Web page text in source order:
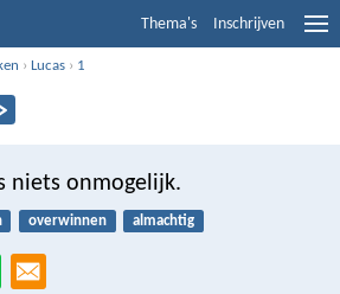
Thema's Inschrijven
›Lucas › 1
niets onmogelijk.
overwinnen almachtig